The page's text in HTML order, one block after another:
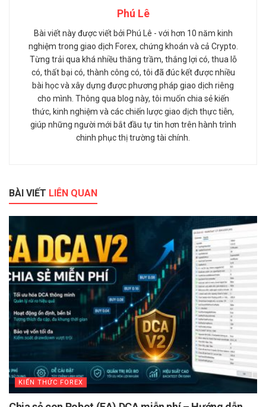
bài học và xây dựng được phương pháp giao dịch riêng
cho mình. Thông qua blog này, tôi muốn chia sẻ kiến
thức, kinh nghiệm và các chiến lược giao dịch thực tiễn,
giúp những người mới bắt đầu tự tin hơn trên hành trình
chinh phục thị trường tài chính.
BÀI VIẾTLIÊN QUAN
KIẾN THỨC FOREX
Chia sẻ con Robot (EA) DCA miễn phí – Hướng dẫn
cài đặt chi tiết cho anh em
27/07/2026